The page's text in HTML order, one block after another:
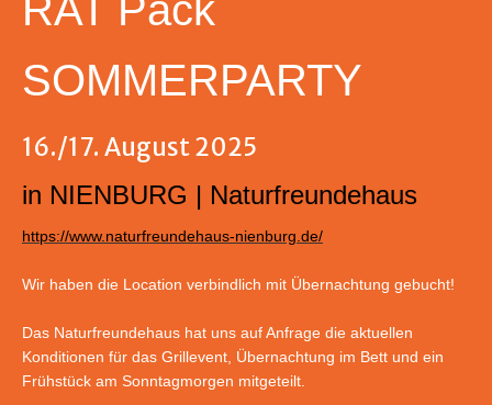
RAT Pack
SOMMERPARTY
16./17. August 2025
in NIENBURG | Naturfreundehaus
https://www.naturfreundehaus-nienburg.de/
Wir haben die Location verbindlich mit Übernachtung gebucht!
Das Naturfreundehaus hat uns auf Anfrage die aktuellen
Konditionen für das Grillevent, Übernachtung im Bett und ein
Frühstück am Sonntagmorgen mitgeteilt.